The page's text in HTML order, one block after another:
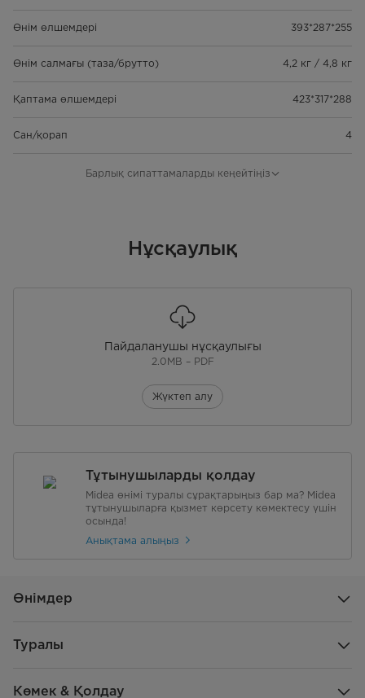
Өнім өлшемдері 393*287*255
Өнім салмағы (таза/брутто) 4,2 кг / 4,8 кг
Қаптама өлшемдері 423*317*288
Сан/қорап 4
624/1308/1440 дана
Барлық сипаттамаларды кеңейтіңіз
Нұсқаулық
Пайдаланушы нұсқаулығы
2.0MB – PDF
Жүктеп алу
Тұтынушыларды қолдау
Midea өнімі туралы сұрақтарыңыз бар ма? Midea
тұтынушыларға қызмет көрсету көмектесу үшін
осында!
Анықтама алыңыз
Өнімдер
Туралы
Көмек & Қолдау